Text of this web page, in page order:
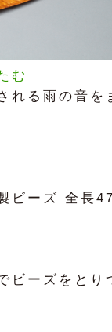
む
れる雨の音を
ビーズ 全長
ビーズをとり